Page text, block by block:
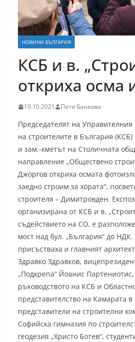
НОВИНИ БЪЛГАРИЯ
КСБ и в.
откриха осма
19.10.2021 Петя Банкова
Председателят на
на строителите в България
и зам.-кметът на Столичната
направление „Обществено
Джоргов откриха осмата
заедно строим за хората“,
строителя – Димитровден.
организирана от КСБ и в.
съдействието на СО, е
мост над бул. „България“ до
присъстваха и главният
Здравко Здравков,
„Подкрепа“ Йоанис
ръководството на КСБ и
представителство на Камарата
представители на строителни
Софийска гимназия по
геодезия „Христо Ботев“,